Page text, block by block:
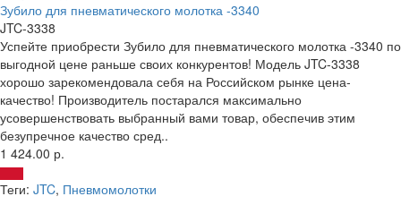
Зубило для пневматического молотка -3340
JTC-3338
Успейте приобрести Зубило для пневматического молотка -3340 по
выгодной цене раньше своих конкурентов! Модель JTC-3338
хорошо зарекомендовала себя на Российском рынке цена-
качество! Производитель постарался максимально
усовершенствовать выбранный вами товар, обеспечив этим
безупречное качество сред..
1 424.00 р.
Теги: JTC, Пневмомолотки